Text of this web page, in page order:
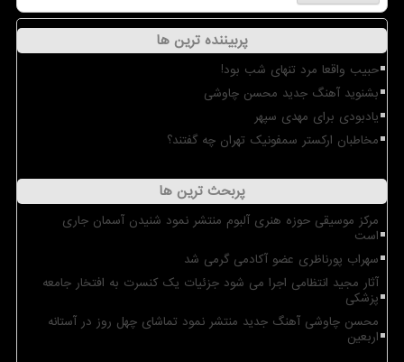
پربیننده ترین ها
حبیب واقعا مرد تنهای شب بود!
بشنوید آهنگ جدید محسن چاوشی
یادبودی برای مهدی سپهر
مخاطبان ارکستر سمفونیک تهران چه گفتند؟
پربحث ترین ها
مرکز موسیقی حوزه هنری آلبوم منتشر نمود شنیدن آسمان جاری
است
سهراب پورناظری عضو آکادمی گرمی شد
آثار مجید انتظامی اجرا می شود جزئیات یک کنسرت به افتخار جامعه
پزشکی
محسن چاوشی آهنگ جدید منتشر نمود تماشای چهل روز در آستانه
اربعین